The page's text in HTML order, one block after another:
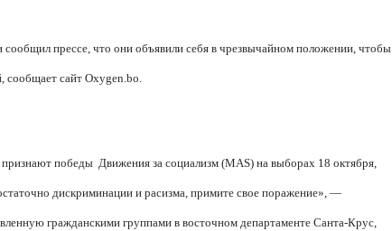
прессе, что они объявили себя в чрезвычайном положении, чтобы
сайт Oxygen.bo.
признают победы Движения за социализм (MAS) на выборах 18 октября,
дискриминации и расизма, примите свое поражение», —
гражданскими группами в восточном департаменте Санта-Крус,